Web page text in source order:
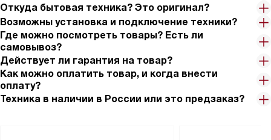
Откуда бытовая техника? Это оригинал?
Возможны установка и подключение техники?
Где можно посмотреть товары? Есть ли
самовывоз?
Действует ли гарантия на товар?
Как можно оплатить товар, и когда внести
оплату?
Техника в наличии в России или это предзаказ?